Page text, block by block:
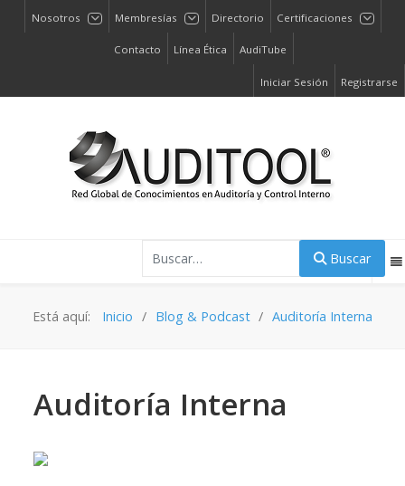
Nosotros Membresías Directorio Certificaciones
Contacto Línea Ética AudiTube
Iniciar Sesión Registrarse
Buscar
Está aquí: Inicio Blog & Podcast Auditoría Interna
Auditoría Interna